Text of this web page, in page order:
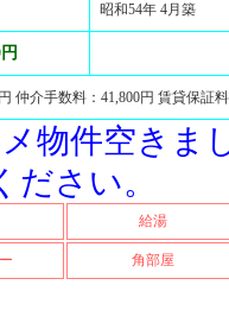
昭和54年 4月築
仲介手数料：41,800円 賃貸保
物件空きま
さい。
給湯
角部屋